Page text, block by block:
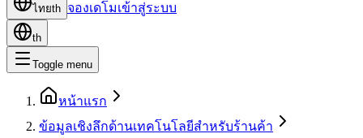
ไทยth จองเดโมเข้าสู่ระบบ
th
Toggle menu
หน้าแรก
ข้อมูลเชิงลึกด้านเทคโนโลยีสำหรับร้านค้า